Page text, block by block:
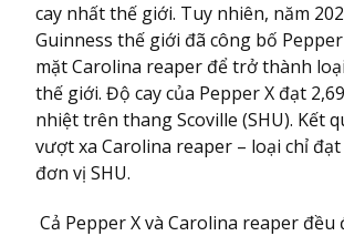
cay nhất thế giới. Tuy nhiên, năm
Guinness thế giới đã công bố
mặt Carolina reaper để trở thành
thế giới. Độ cay của Pepper X đạt
nhiệt trên thang Scoville (SHU). Kết
vượt xa Carolina reaper – loại chỉ
đơn vị SHU.
Cả Pepper X và Carolina reaper đều